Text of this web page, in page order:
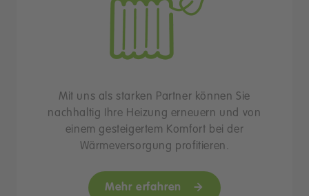
Mit uns als starken Partner können Sie
nachhaltig Ihre Heizung erneuern und von
einem gesteigertem Komfort bei der
Wärmeversorgung profitieren.
Mehr erfahren